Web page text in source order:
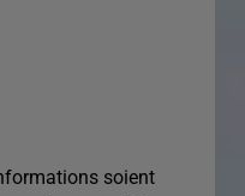
soient